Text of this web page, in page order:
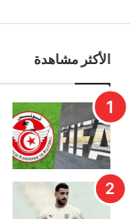
الأكثر مشاهدة